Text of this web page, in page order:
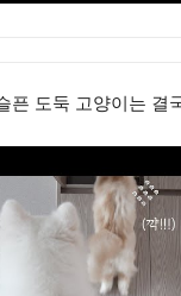
픈 도둑 고양이는 결